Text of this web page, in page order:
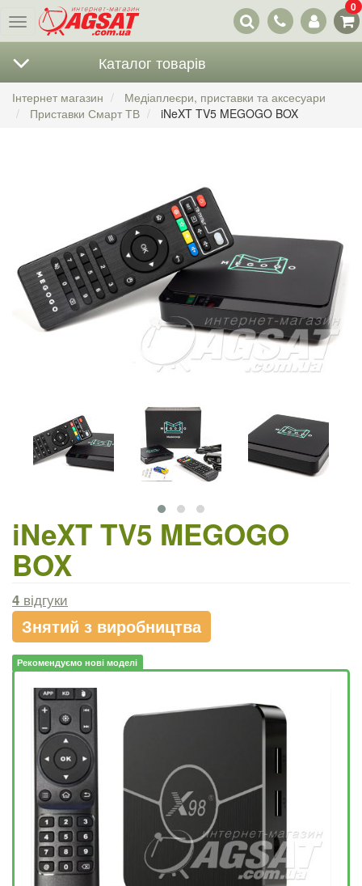
Меню
Наші
контакти
0
Каталог товарів
Інтернет магазин
Медіаплеєри, приставки та аксесуари
Приставки Смарт ТВ
iNeXT TV5 MEGOGO BOX
iNeXT TV5 MEGOGO
BOX
4 відгуки
Знятий з виробництва
Рекомендуємо нові моделі